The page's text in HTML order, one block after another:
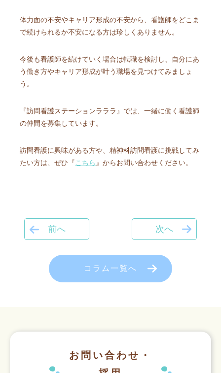
体力面の不安やキャリア形成の不安から、看護師をどこま
で続けられるか不安になる方は珍しくありません。
今後も看護師を続けていく場合は転職を検討し、自分にあ
う働き方やキャリア形成が叶う職場を見つけてみましょ
う。
『訪問看護ステーションラララ』では、一緒に働く看護師
の仲間を募集しています。
訪問看護に興味がある方や、精神科訪問看護に挑戦してみ
たい方は、ぜひ『こちら 』からお問い合わせください。
前へ 次へ
コラム一覧へ
お問い合わせ・